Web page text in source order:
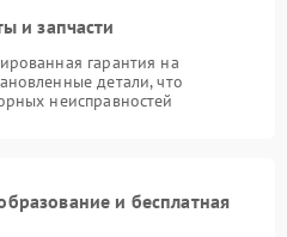
и запчасти
гарантия на
детали, что
неисправностей
и бесплатная